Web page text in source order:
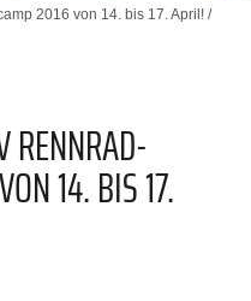
2016 von 14. bis 17. April! /
RENNRAD-
14. BIS 17.